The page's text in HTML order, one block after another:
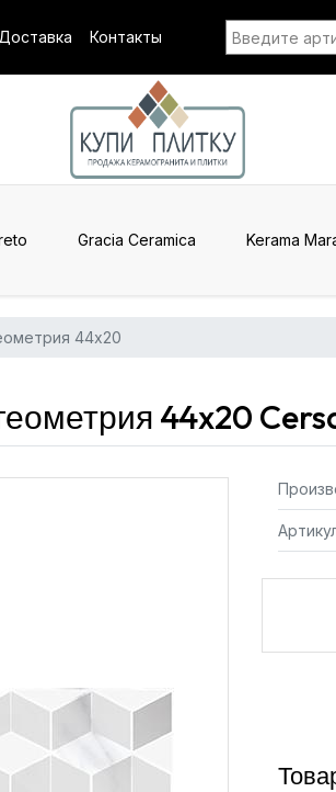
Доставка Контакты
Gracia Ceramica Kerama
44x20
44x20